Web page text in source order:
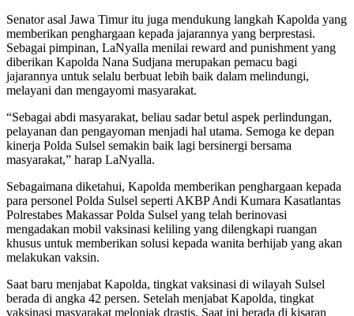
Senator asal Jawa Timur itu juga mendukung langkah Kapolda yang
memberikan penghargaan kepada jajarannya yang berprestasi.
Sebagai pimpinan, LaNyalla menilai reward and punishment yang
diberikan Kapolda Nana Sudjana merupakan pemacu bagi
jajarannya untuk selalu berbuat lebih baik dalam melindungi,
melayani dan mengayomi masyarakat.
“Sebagai abdi masyarakat, beliau sadar betul aspek perlindungan,
pelayanan dan pengayoman menjadi hal utama. Semoga ke depan
kinerja Polda Sulsel semakin baik lagi bersinergi bersama
masyarakat,” harap LaNyalla.
Sebagaimana diketahui, Kapolda memberikan penghargaan kepada
para personel Polda Sulsel seperti AKBP Andi Kumara Kasatlantas
Polrestabes Makassar Polda Sulsel yang telah berinovasi
mengadakan mobil vaksinasi keliling yang dilengkapi ruangan
khusus untuk memberikan solusi kepada wanita berhijab yang akan
melakukan vaksin.
Saat baru menjabat Kapolda, tingkat vaksinasi di wilayah Sulsel
berada di angka 42 persen. Setelah menjabat Kapolda, tingkat
vaksinasi masyarakat melonjak drastis. Saat ini berada di kisaran